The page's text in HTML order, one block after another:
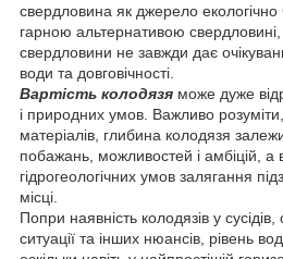
свердловина як джерело екологічно
гарною альтернативою свердловині,
свердловини не завжди дає
води та довговічності.
Вартість колодязя може дуже
і природних умов. Важливо розуміти,
матеріалів, глибина колодязя
побажань, можливостей і амбіцій, а
гідрогеологічних умов залягання
місці.
Попри наявність колодязів у
ситуації та інших нюансів, рівень